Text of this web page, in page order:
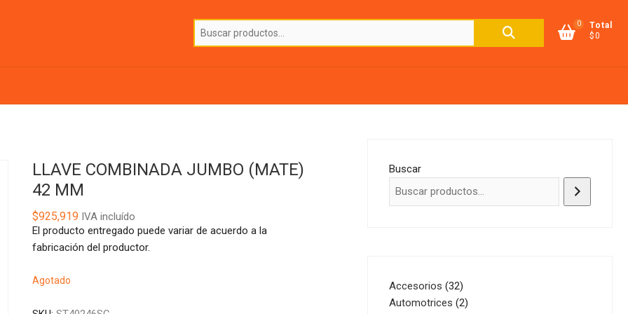
Buscar
0
Total
$0
LLAVE COMBINADA JUMBO (MATE)
42 MM
$925,919 IVA incluído
El producto entregado puede variar de acuerdo a la
fabricación del productor.
Agotado
Buscar
Accesorios 3232
productos
Automotrices 22